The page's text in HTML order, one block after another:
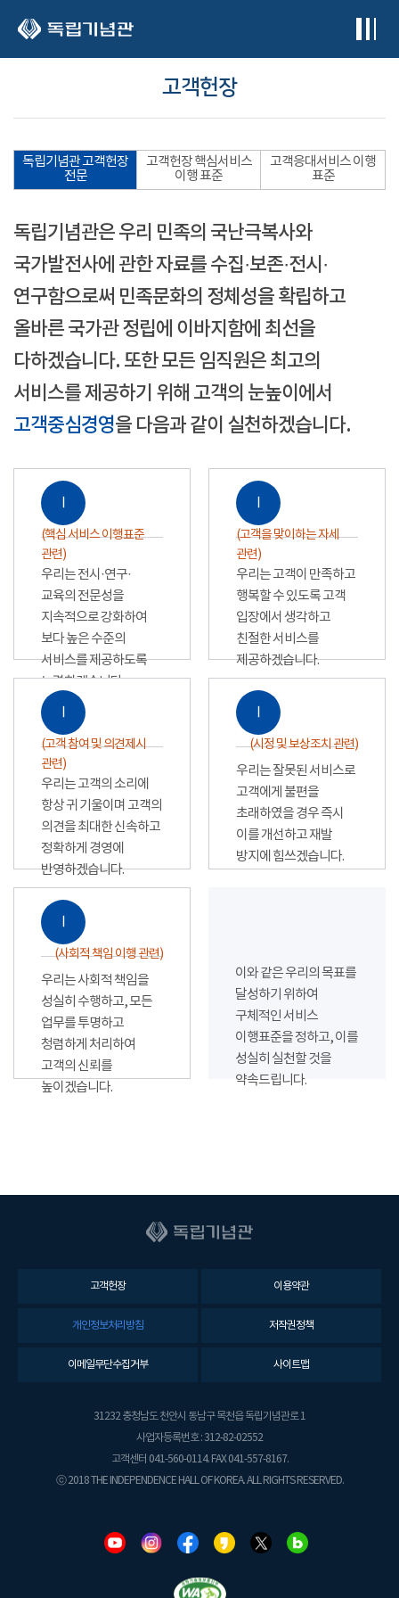
고객헌장
독립기념관 고객헌장
전문
고객헌장 핵심서비스
이행 표준
고객응대서비스 이행
표준
독립기념관은 우리 민족의 국난극복사와
국가발전사에 관한 자료를 수집·보존·전시·
연구함으로써 민족문화의 정체성을 확립하고
올바른 국가관 정립에 이바지함에 최선을
다하겠습니다. 또한 모든 임직원은 최고의
서비스를 제공하기 위해 고객의 눈높이에서
고객중심경영을 다음과 같이 실천하겠습니다.
Ⅰ
(핵심 서비스 이행표준
관련)
우리는 전시·연구·
교육의 전문성을
지속적으로 강화하여
보다 높은 수준의
서비스를 제공하도록
노력하겠습니다.
Ⅰ
(고객을 맞이하는 자세
관련)
우리는 고객이 만족하고
행복할 수 있도록 고객
입장에서 생각하고
친절한 서비스를
제공하겠습니다.
Ⅰ
(고객 참여 및 의견제시
관련)
우리는 고객의 소리에
항상 귀 기울이며 고객의
의견을 최대한 신속하고
정확하게 경영에
반영하겠습니다.
Ⅰ
(시정 및 보상조치 관련)
우리는 잘못된 서비스로
고객에게 불편을
초래하였을 경우 즉시
이를 개선하고 재발
방지에 힘쓰겠습니다.
Ⅰ
(사회적 책임 이행 관련)
우리는 사회적 책임을
성실히 수행하고, 모든
업무를 투명하고
청렴하게 처리하여
고객의 신뢰를
높이겠습니다.
이와 같은 우리의 목표를
달성하기 위하여
구체적인 서비스
이행표준을 정하고, 이를
성실히 실천할 것을
약속드립니다.
고객헌장 이용약관
개인정보처리방침 저작권정책
이메일무단수집거부 사이트맵
31232 충청남도 천안시 동남구 목천읍 독립기념관로 1
사업자등록번호 : 312-82-02552
고객센터 041-560-0114. FAX 041-557-8167.
ⓒ 2018 THE INDEPENDENCE HALL OF KOREA. ALL RIGHTS RESERVED.